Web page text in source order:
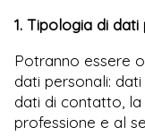
1. Tipologia di
Potranno essere
dati personali:
dati di contatto, la
professione e al